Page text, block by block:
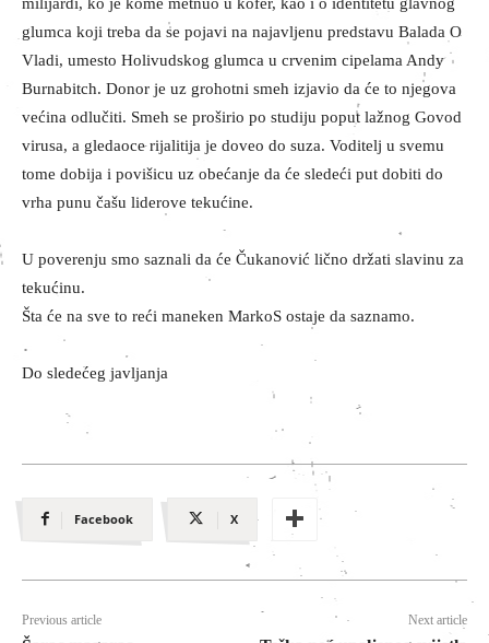
glumca koji treba da se pojavi na najavljenu predstavu Balada O
Vladi, umesto Holivudskog glumca u crvenim cipelama Andy
Burnabitch. Donor je uz grohotni smeh izjavio da će to njegova
većina odlučiti. Smeh se proširio po studiju poput lažnog Govod
virusa, a gledaoce rijalitija je doveo do suza. Voditelj u svemu
tome dobija i povišicu uz obećanje da će sledeći put dobiti do
vrha punu čašu liderove tekućine.
U poverenju smo saznali da će Čukanović lično držati slavinu za
tekućinu.
Šta će na sve to reći maneken MarkoS ostaje da saznamo.
Do sledećeg javljanja
Facebook X
Previous article Next article